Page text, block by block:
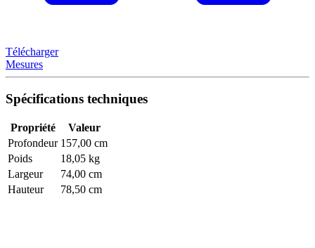
Télécharger
Mesures
Spécifications techniques
Propriété
Valeur
Profondeur 157,00 cm
Poids
18,05 kg
Largeur
74,00 cm
Hauteur
78,50 cm